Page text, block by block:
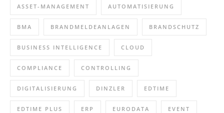
ASSET-MANAGEMENT AUTOMATISIERUNG
BMA BRANDMELDEANLAGEN BRANDSCHUTZ
BUSINESS INTELLIGENCE CLOUD
COMPLIANCE CONTROLLING
DIGITALISIERUNG DINZLER EDTIME
EDTIME PLUS ERP EURODATA EVENT